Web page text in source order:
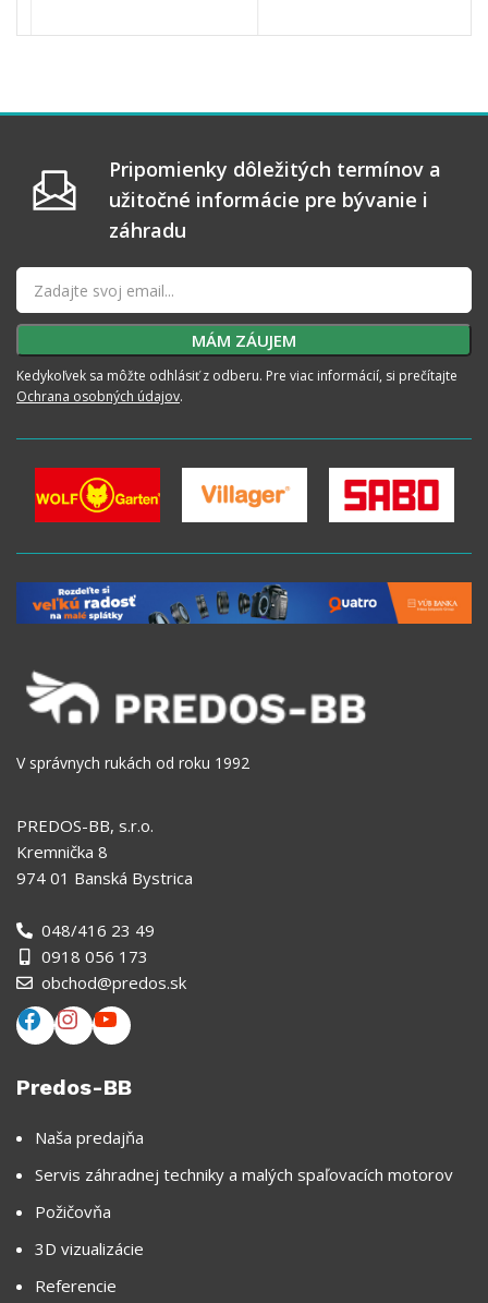
Pripomienky dôležitých termínov a
užitočné informácie pre bývanie i
záhradu
Kedykoľvek sa môžte odhlásiť z odberu. Pre viac informácií, si prečítajte
Ochrana osobných údajov.
V správnych rukách od roku 1992
PREDOS-BB, s.r.o.
Kremnička 8
974 01 Banská Bystrica
048/416 23 49
0918 056 173
obchod@predos.sk
Predos-BB
Naša predajňa
Servis záhradnej techniky a malých spaľovacích motorov
Požičovňa
3D vizualizácie
Referencie